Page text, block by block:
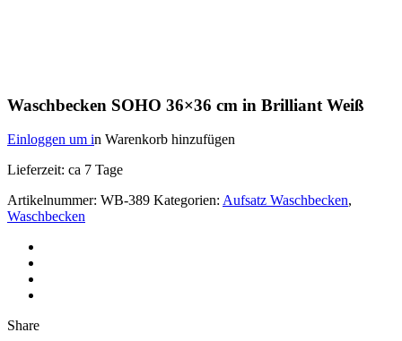
Waschbecken SOHO 36×36 cm in Brilliant Weiß
Einloggen um in Warenkorb hinzufügen
Lieferzeit: ca 7 Tage
Artikelnummer: WB-389 Kategorien: Aufsatz Waschbecken,
Waschbecken
Share